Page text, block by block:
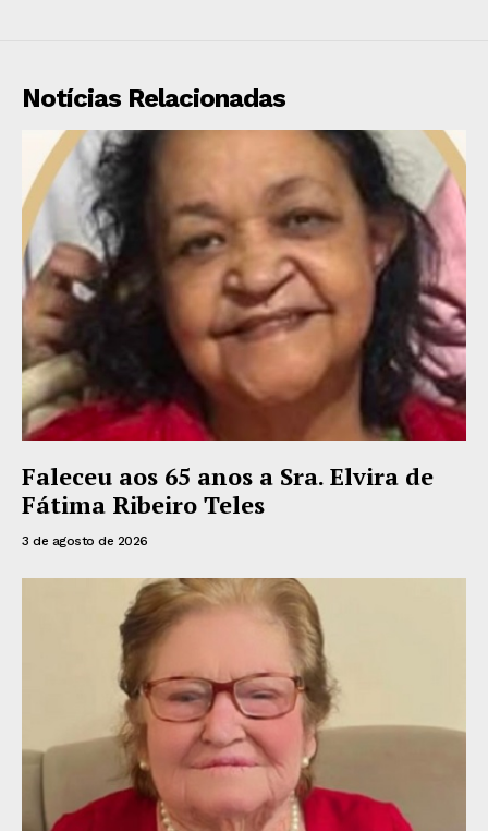
Notícias Relacionadas
Faleceu aos 65 anos a Sra. Elvira de
Fátima Ribeiro Teles
3 de agosto de 2026